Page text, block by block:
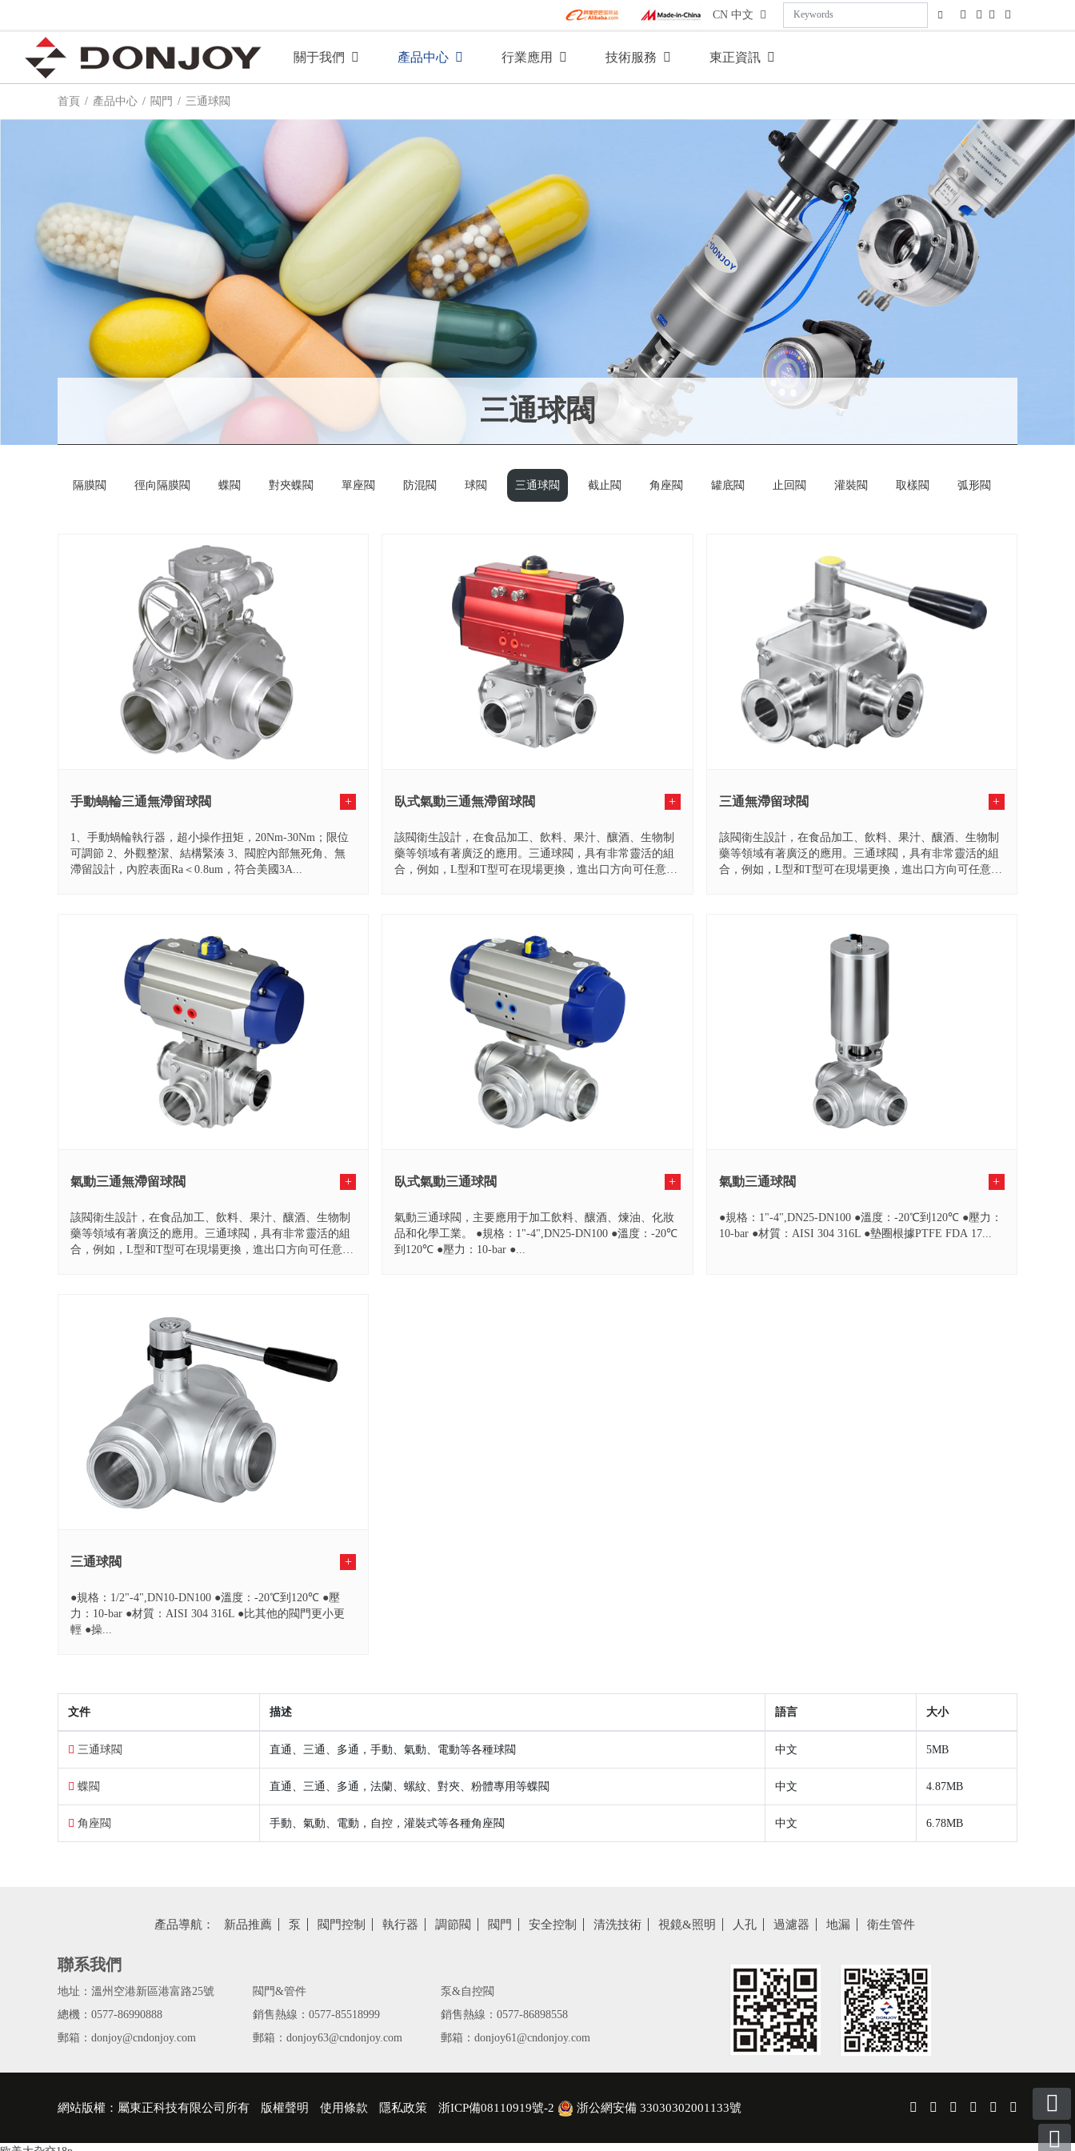
CN 中文
關于我們 產品中心 行業應用 技術服務 東正資訊
首頁 產品中心 閥門 三通球閥
三通球閥
隔膜閥 徑向隔膜閥 蝶閥 對夾蝶閥 單座閥 防混閥 球閥 三通球閥 截止閥 角座閥 罐底閥 止回閥 灌裝閥 取樣閥 弧形閥
手動蝸輪三通無滯留球閥 +
1、手動蝸輪執行器，超小操作扭矩，20Nm-30Nm；限位
可調節 2、外觀整潔、結構緊湊 3、閥腔內部無死角、無
滯留設計，內腔表面Ra＜0.8um，符合美國3A...
臥式氣動三通無滯留球閥 +
該閥衛生設計，在食品加工、飲料、果汁、釀酒、生物制
藥等領域有著廣泛的應用。三通球閥，具有非常靈活的組
合，例如，L型和T型可在現場更換，進出口方向可任意組
三通無滯留球閥 +
該閥衛生設計，在食品加工、飲料、果汁、釀酒、生物制
藥等領域有著廣泛的應用。三通球閥，具有非常靈活的組
合，例如，L型和T型可在現場更換，進出口方向可任意組
氣動三通無滯留球閥 +
該閥衛生設計，在食品加工、飲料、果汁、釀酒、生物制
藥等領域有著廣泛的應用。三通球閥，具有非常靈活的組
合，例如，L型和T型可在現場更換，進出口方向可任意組
臥式氣動三通球閥 +
氣動三通球閥，主要應用于加工飲料、釀酒、煉油、化妝
品和化學工業。 ●規格：1"-4",DN25-DN100 ●溫度：-20℃
到120℃ ●壓力：10-bar ●...
氣動三通球閥 +
●規格：1"-4",DN25-DN100 ●溫度：-20℃到120℃ ●壓力：
10-bar ●材質：AISI 304 316L ●墊圈根據PTFE FDA 17...
三通球閥 +
●規格：1/2"-4",DN10-DN100 ●溫度：-20℃到120℃ ●壓
力：10-bar ●材質：AISI 304 316L ●比其他的閥門更小更
輕 ●操...
文件 描述 語言 大小
三通球閥 直通、三通、多通，手動、氣動、電動等各種球閥 中文 5MB
蝶閥 直通、三通、多通，法蘭、螺紋、對夾、粉體專用等蝶閥 中文 4.87MB
角座閥 手動、氣動、電動，自控，灌裝式等各種角座閥 中文 6.78MB
產品導航： 新品推薦 泵 閥門控制 執行器 調節閥 閥門 安全控制 清洗技術 視鏡&照明 人孔 過濾器 地漏 衛生管件
聯系我們
地址：溫州空港新區港富路25號
總機：0577-86990888
郵箱：donjoy@cndonjoy.com
閥門&管件
銷售熱線：0577-85518999
郵箱：donjoy63@cndonjoy.com
泵&自控閥
銷售熱線：0577-86898558
郵箱：donjoy61@cndonjoy.com
網站版權：屬東正科技有限公司所有 版權聲明 使用條款 隱私政策 浙ICP備08110919號-2 浙公網安備 33030302001133號